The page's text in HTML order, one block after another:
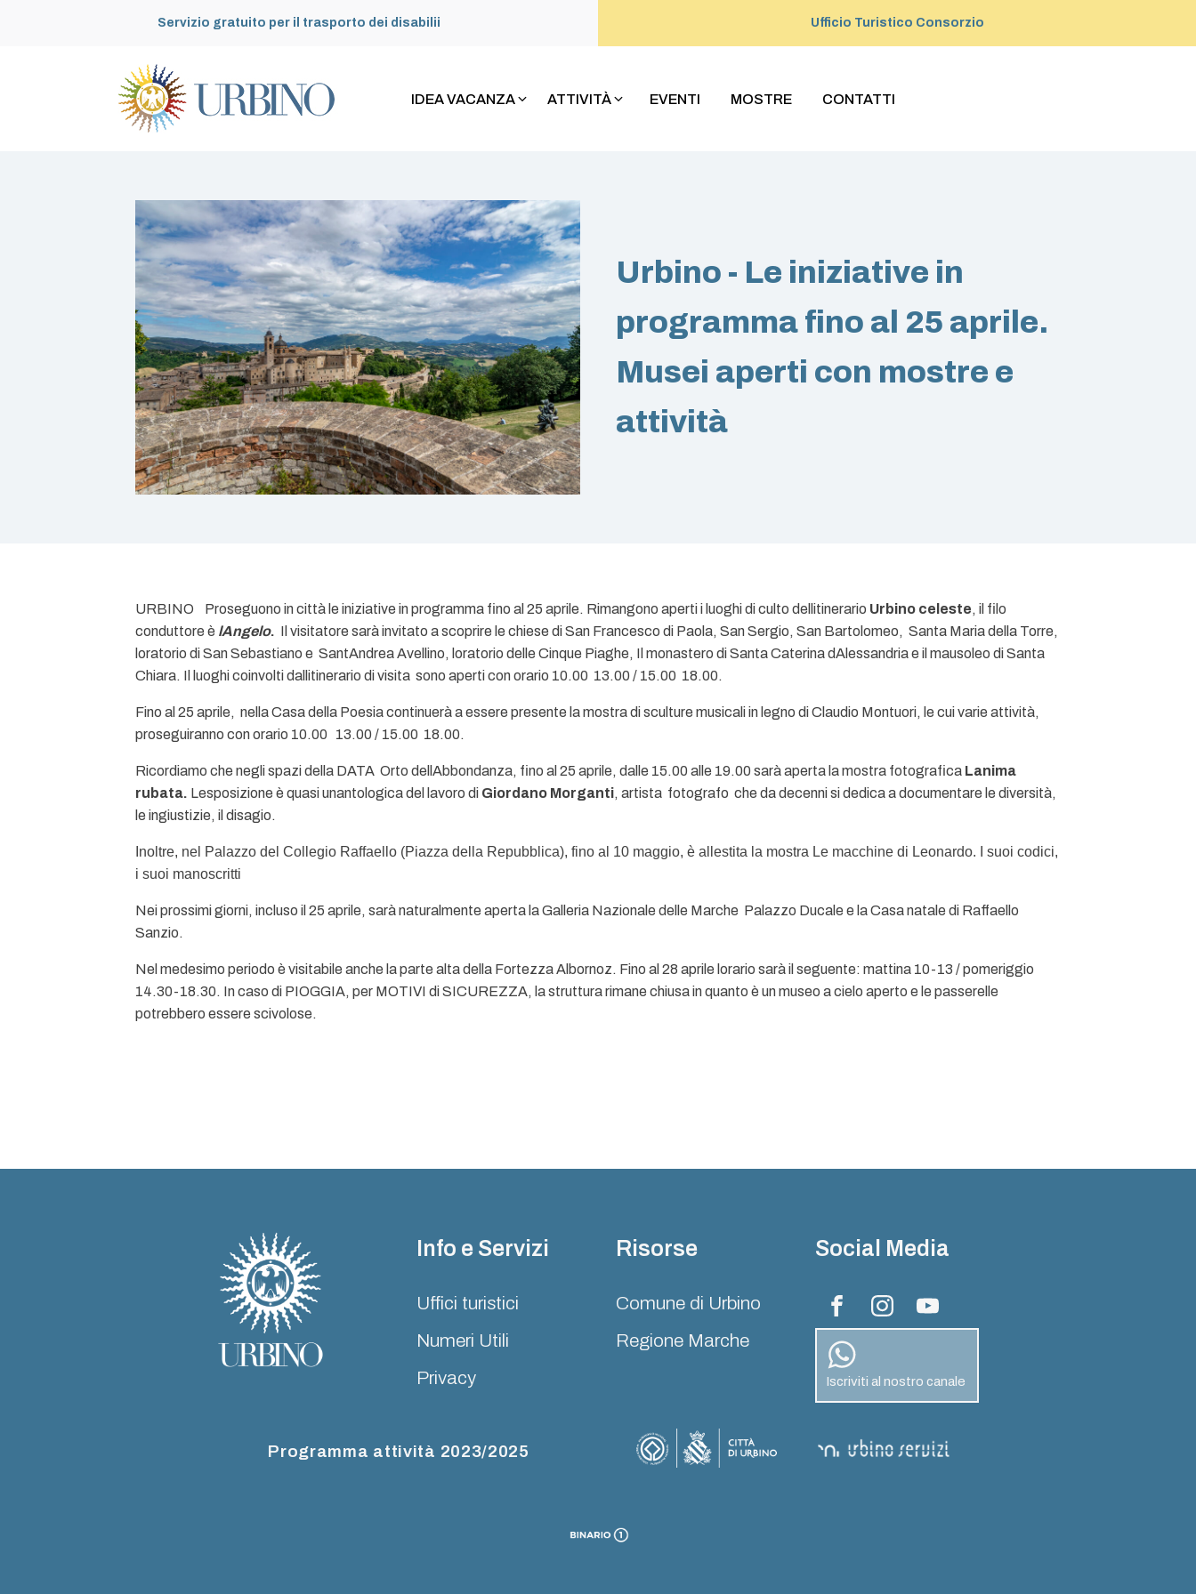
Servizio gratuito per il trasporto dei disabilii Ufficio Turistico Consorzio
IDEA VACANZA ATTIVITÀ EVENTI MOSTRE CONTATTI
Urbino - Le iniziative in
programma fino al 25 aprile.
Musei aperti con mostre e
attività
URBINO  Proseguono in città le iniziative in programma fino al 25 aprile. Rimangono aperti i luoghi di culto dellitinerario  Urbino celeste, il filo
conduttore è lAngelo. Il visitatore sarà invitato a scoprire le chiese di San Francesco di Paola, San Sergio, San Bartolomeo, Santa Maria della Torre,
loratorio di San Sebastiano e SantAndrea Avellino, loratorio delle Cinque Piaghe, Il monastero di Santa Caterina dAlessandria e il mausoleo di Santa
Chiara. Il luoghi coinvolti dallitinerario di visita sono aperti con orario 10.00  13.00 / 15.00  18.00.
Fino al 25 aprile, nella Casa della Poesia continuerà a essere presente la mostra di sculture musicali in legno di Claudio Montuori, le cui varie attività,
proseguiranno con orario 10.00  13.00 / 15.00  18.00.
Ricordiamo che negli spazi della DATA  Orto dellAbbondanza, fino al 25 aprile, dalle 15.00 alle 19.00 sarà aperta la mostra fotografica Lanima
rubata. Lesposizione è quasi unantologica del lavoro di Giordano Morganti, artista  fotografo che da decenni si dedica a documentare le diversità,
le ingiustizie, il disagio.
Inoltre, nel Palazzo del Collegio Raffaello (Piazza della Repubblica), fino al 10 maggio, è allestita la mostra Le macchine di Leonardo. I suoi codici,
i suoi manoscritti
Nei prossimi giorni, incluso il 25 aprile, sarà naturalmente aperta la Galleria Nazionale delle Marche  Palazzo Ducale e la Casa natale di Raffaello
Sanzio.
Nel medesimo periodo è visitabile anche la parte alta della Fortezza Albornoz. Fino al 28 aprile lorario sarà il seguente: mattina 10-13 / pomeriggio
14.30-18.30. In caso di PIOGGIA, per MOTIVI di SICUREZZA, la struttura rimane chiusa in quanto è un museo a cielo aperto e le passerelle
potrebbero essere scivolose.
Info e Servizi
Uffici turistici
Numeri Utili
Privacy
Risorse
Comune di Urbino
Regione Marche
Social Media
Iscriviti al nostro canale
Programma attività 2023/2025